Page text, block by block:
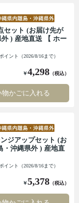
セット (お届け先が
) 産地直送 【 ホー
イント（2026/8/16まで）
￥4,298 （税込）
物かごに入れる
ンジアップセット (お
・沖縄県外 ) 産地直
イント（2026/8/16まで）
￥5,378 （税込）